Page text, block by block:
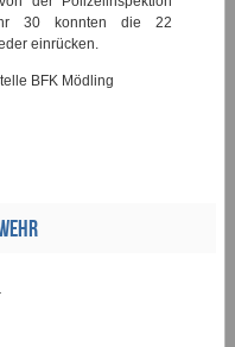
30 konnten die 22
einrücken.
BFK Mödling